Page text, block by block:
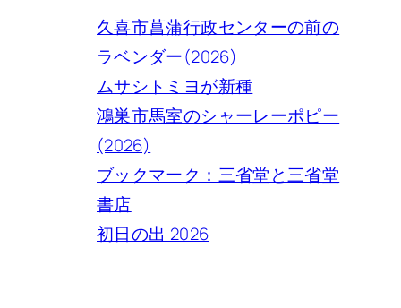
久喜市菖蒲行政センターの前の
ラベンダー(2026)
ムサシトミヨが新種
鴻巣市馬室のシャーレーポピー
(2026)
ブックマーク：三省堂と三省堂
書店
初日の出 2026